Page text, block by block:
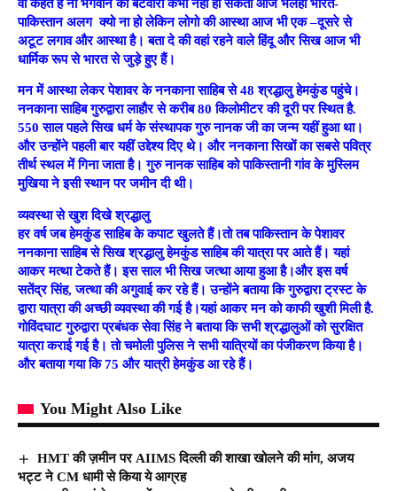
वो कहते है ना भगवान का बटँवारा कभी नही हो सकता आज भलेही भारत-
पाकिस्तान अलग क्यो ना हो लेकिन लोगो की आस्था आज भी एक –दूसरे से
अटूट लगाव और आस्था है। बता दे की वहां रहने वाले हिंदू और सिख आज भी
धार्मिक रूप से भारत से जुड़े हुए हैं।
मन में आस्था लेकर पेशावर के ननकाना साहिब से 48 श्रद्धालु हेमकुंड पहुंचे।
ननकाना साहिब गुरुद्वारा लाहौर से करीब 80 किलोमीटर की दूरी पर स्थित है.
550 साल पहले सिख धर्म के संस्थापक गुरु नानक जी का जन्म यहीं हुआ था।
और उन्होंने पहली बार यहीं उद्देश्य दिए थे। और ननकाना सिखों का सबसे पवित्र
तीर्थ स्थल में गिना जाता है। गुरु नानक साहिब को पाकिस्तानी गांव के मुस्लिम
मुखिया ने इसी स्थान पर जमीन दी थी।
व्यवस्था से खुश दिखे श्रद्धालु
हर वर्ष जब हेमकुंड साहिब के कपाट खुलते हैं।तो तब पाकिस्तान के पेशावर
ननकाना साहिब से सिख श्रद्धालु हेमकुंड साहिब की यात्रा पर आते हैं। यहां
आकर मत्था टेकते हैं। इस साल भी सिख जत्था आया हुआ है।और इस वर्ष
सतेंद्र सिंह, जत्था की अगुवाई कर रहे हैं। उन्होंने बताया कि गुरुद्वारा ट्रस्ट के
द्वारा यात्रा की अच्छी व्यवस्था की गई है।यहां आकर मन को काफी खुशी मिली है.
गोविंदघाट गुरुद्वारा प्रबंधक सेवा सिंह ने बताया कि सभी श्रद्धालुओं को सुरक्षित
यात्रा कराई गई है। तो चमोली पुलिस ने सभी यात्रियों का पंजीकरण किया है।
और बताया गया कि 75 और यात्री हेमकुंड आ रहे हैं।
You Might Also Like
HMT की ज़मीन पर AIIMS दिल्ली की शाखा खोलने की मांग, अजय
भट्ट ने CM धामी से किया ये आग्रह